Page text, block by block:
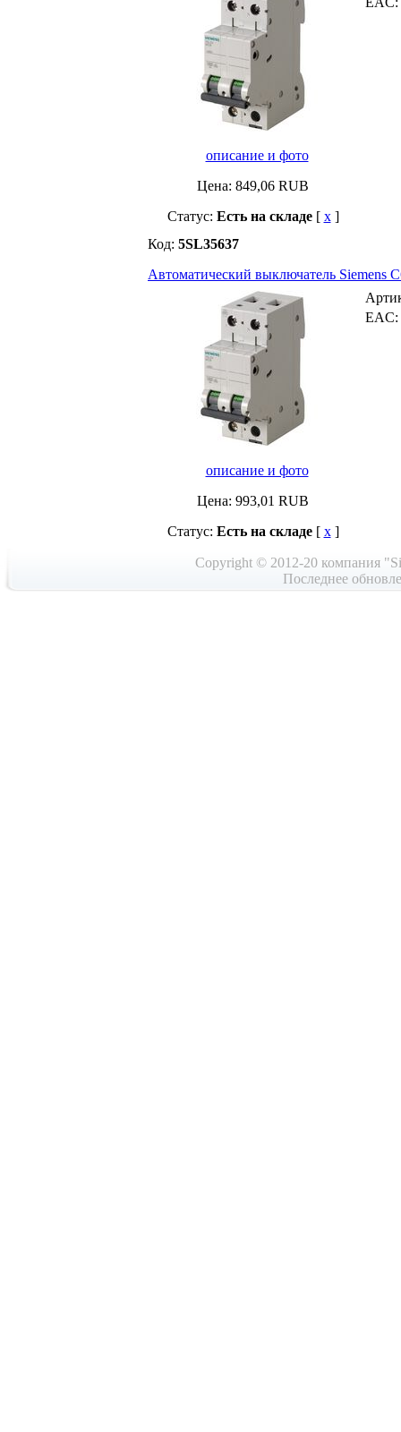
описание и фото
Цена: 849,06 RUB
Статус: Есть на складе[ x]
Код: 5SL35637
Автоматический выключатель Siemens
описание и фото
Цена: 993,01 RUB
Статус: Есть на складе[ x]
EAC:
Copyright © 2012-20 компания
Последнее